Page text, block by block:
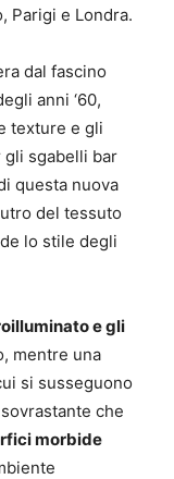
Parigi e Londra.
dal fascino
anni ‘60,
texture e gli
gli sgabelli bar
questa nuova
del tessuto
lo stile degli
e gli
mentre una
si susseguono
che
morbide